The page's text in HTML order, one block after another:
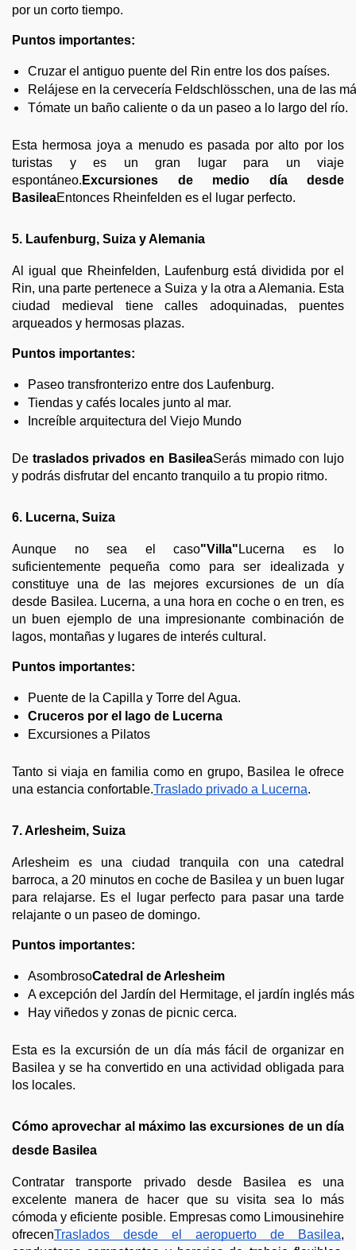
por un corto tiempo.
Puntos importantes:
Cruzar el antiguo puente del Rin entre los dos países.
Relájese en la cervecería Feldschlösschen, una de las
Tómate un baño caliente o da un paseo a lo largo del río.
Esta hermosa joya a menudo es pasada por alto por los
turistas y es un gran lugar para un viaje
espontáneo. Excursiones de medio día desde
BasileaEntonces Rheinfelden es el lugar perfecto.
5. Laufenburg, Suiza y Alemania
Al igual que Rheinfelden, Laufenburg está dividida por el
Rin, una parte pertenece a Suiza y la otra a Alemania. Esta
ciudad medieval tiene calles adoquinadas, puentes
arqueados y hermosas plazas.
Puntos importantes:
Paseo transfronterizo entre dos Laufenburg.
Tiendas y cafés locales junto al mar.
Increíble arquitectura del Viejo Mundo
De traslados privados en BasileaSerás mimado con lujo
y podrás disfrutar del encanto tranquilo a tu propio ritmo.
6. Lucerna, Suiza
Aunque no sea el caso"Villa" Lucerna es lo
suficientemente pequeña como para ser idealizada y
constituye una de las mejores excursiones de un día
desde Basilea. Lucerna, a una hora en coche o en tren, es
un buen ejemplo de una impresionante combinación de
lagos, montañas y lugares de interés cultural.
Puntos importantes:
Puente de la Capilla y Torre del Agua.
Cruceros por el lago de Lucerna
Excursiones a Pilatos
Tanto si viaja en familia como en grupo, Basilea le ofrece
una estancia confortable.Traslado privado a Lucerna.
7. Arlesheim, Suiza
Arlesheim es una ciudad tranquila con una catedral
barroca, a 20 minutos en coche de Basilea y un buen lugar
para relajarse. Es el lugar perfecto para pasar una tarde
relajante o un paseo de domingo.
Puntos importantes:
AsombrosoCatedral de Arlesheim
A excepción del Jardín del Hermitage, el jardín inglés
Hay viñedos y zonas de picnic cerca.
Esta es la excursión de un día más fácil de organizar en
Basilea y se ha convertido en una actividad obligada para
los locales.
Cómo aprovechar al máximo las excursiones de un día
desde Basilea
Contratar transporte privado desde Basilea es una
excelente manera de hacer que su visita sea lo más
cómoda y eficiente posible. Empresas como Limousinehire
ofrecenTraslados desde el aeropuerto de Basilea,